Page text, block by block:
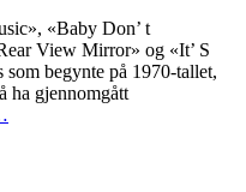
«Baby Don’ t
View Mirror» og «It’ S
begynte på 1970-tallet,
ha gjennomgått